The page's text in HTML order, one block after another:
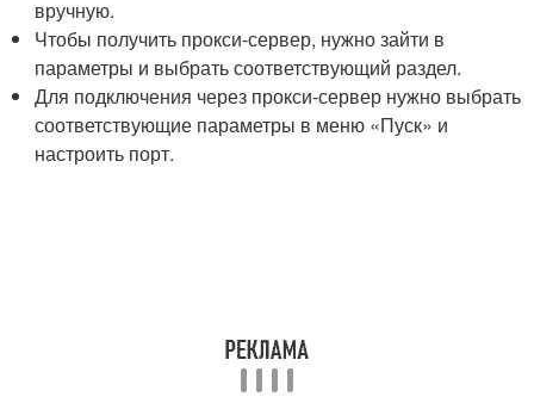
вручную.
Чтобы получить прокси-сервер, нужно зайти в
параметры и выбрать соответствующий раздел.
Для подключения через прокси-сервер нужно выбрать
соответствующие параметры в меню «Пуск» и
настроить порт.